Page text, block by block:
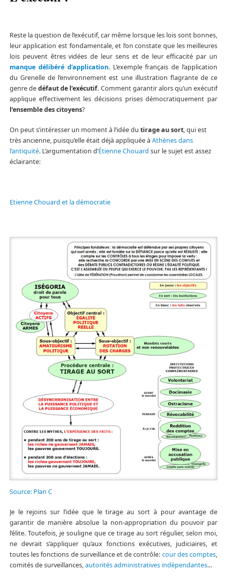
Reste la question de l’exécutif, car même lorsque les lois sont bonnes,
leur application est fondamentale, et l’on constate que les meilleures
lois peuvent êtres vidées de leur sens et de leur efficacité par un
manque délibéré d’application. L’exemple français de l’application
du Grenelle de l’environnement est une illustration flagrante de ce
genre dedéfaut de l’exécutif. Comment garantir alors qu’un exécutif
applique effectivement les décisions prises démocratiquement par
l’ensemble des citoyens?
On peut s’intéresser un moment à l’idée du tirage au sort, qui est
très ancienne, puisqu’elle était déjà appliquée à Athènes dans
l’antiquité. L’argumentation d’Étienne Chouard sur le sujet est assez
éclairante:
Etienne Chouard et la démocratie
Source: Plan C
Je le rejoins sur l’idée que le tirage au sort à pour avantage de
garantir de manière absolue la non-appropriation du pouvoir par
l’élite. Toutefois, je souligne que ce tirage au sort régulier, selon moi,
ne devrait s’appliquer qu’aux fonctions exécutives, judiciaires, et
toutes les fonctions de surveillance et de contrôle: cour des comptes,
comités de surveillances,autorités administratives indépendantes…